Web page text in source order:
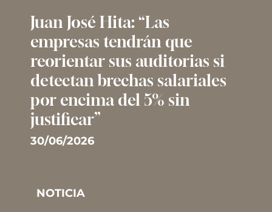
Juan José Hita: “Las
empresas tendrán que
reorientar sus auditorias si
detectan brechas salariales
por encima del 5% sin
justificar”
30/06/2026
NOTICIA